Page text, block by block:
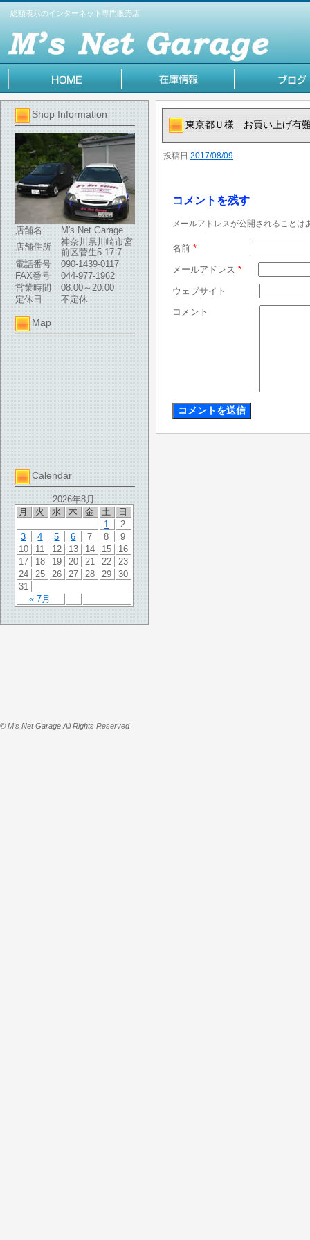
総額表示のインターネット専門販売店
Shop Information
店舗名
M's Net Garage
店舗住所
神奈川県川崎市宮
前区菅生5-17-7
電話番号
090-1439-0117
FAX番号
044-977-1962
営業時間
08:00～20:00
定休日
不定休
Map
Calendar
2026年8月
月
火 水 木 金 土 日
« 7月
1
2
3
4 5 6 7 8
9
10
11 12 13 14 15
16
17
18 19 20 21 22
23
24
25 26 27 28 29
30
31
東京都Ｕ様 お買い上げ有
投稿日 2017/08/09
コメントを残す
メールアドレスが公開されることは
名前 *
メールアドレス *
ウェブサイト
コメント
© M's Net Garage All Rights Reserved